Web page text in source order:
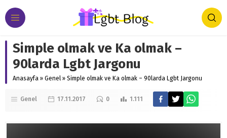
Simple olmak ve Ka olmak –
90larda Lgbt Jargonu
Anasayfa » Genel » Simple olmak ve Ka olmak – 90larda Lgbt Jargonu
Genel 17.11.2017 0 1.111